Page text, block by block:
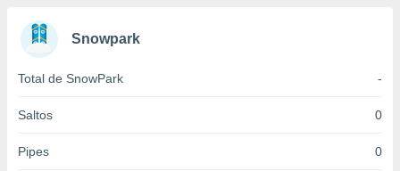
da
dos
Snowpark
Total de SnowPark -
Saltos 0
Pipes 0